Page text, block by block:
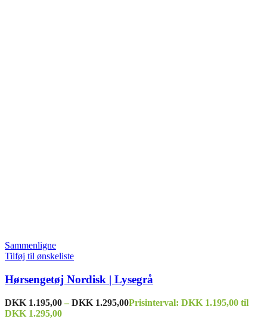
Sammenligne
Tilføj til ønskeliste
Hørsengetøj Nordisk | Lysegrå
DKK 1.195,00 – DKK 1.295,00Prisinterval: DKK 1.195,00 til
DKK 1.295,00